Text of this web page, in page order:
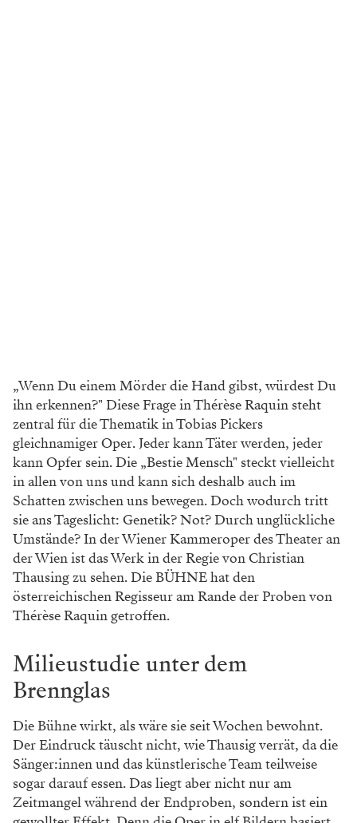
„Wenn Du einem Mörder die Hand gibst, würdest Du
ihn erkennen?" Diese Frage in ThérèseRaquin steht
zentral für die Thematik in Tobias Pickers
gleichnamiger Oper. Jeder kann Täter werden, jeder
kann Opfer sein. Die „Bestie Mensch" steckt vielleicht
in allen von uns und kann sich deshalb auch im
Schatten zwischen uns bewegen. Doch wodurch tritt
sie ans Tageslicht: Genetik? Not? Durch unglückliche
Umstände? In der Wiener Kammeroper des Theater an
der Wien ist das Werk in der Regie von Christian
Thausing zu sehen. Die BÜHNE hat den
österreichischen Regisseur am Rande der Proben von
ThérèseRaquin getroffen.
Milieustudie unter dem
Brennglas
Die Bühne wirkt, als wäre sie seit Wochen bewohnt.
Der Eindruck täuscht nicht, wie Thausig verrät, da die
Sänger:innen und das künstlerische Team teilweise
sogar darauf essen. Das liegt aber nicht nur am
Zeitmangel während der Endproben, sondern ist ein